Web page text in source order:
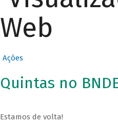
Web
Ações
Quintas no
Estamos de volta!